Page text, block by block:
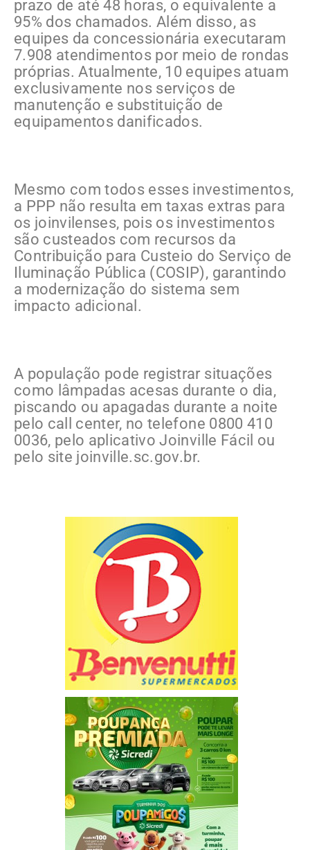
prazo de até 48 horas, o equivalente a
95% dos chamados. Além disso, as
equipes da concessionária executaram
7.908 atendimentos por meio de rondas
próprias. Atualmente, 10 equipes atuam
exclusivamente nos serviços de
manutenção e substituição de
equipamentos danificados.
Mesmo com todos esses investimentos,
a PPP não resulta em taxas extras para
os joinvilenses, pois os investimentos
são custeados com recursos da
Contribuição para Custeio do Serviço de
Iluminação Pública (COSIP), garantindo
a modernização do sistema sem
impacto adicional.
A população pode registrar situações
como lâmpadas acesas durante o dia,
piscando ou apagadas durante a noite
pelo call center, no telefone 0800 410
0036, pelo aplicativo Joinville Fácil ou
pelo site joinville.sc.gov.br.